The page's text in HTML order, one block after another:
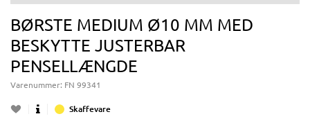
BØRSTE MEDIUM Ø10 MM MED
BESKYTTE JUSTERBAR
PENSELLÆNGDE
Varenummer: FN 99341
Skaffevare